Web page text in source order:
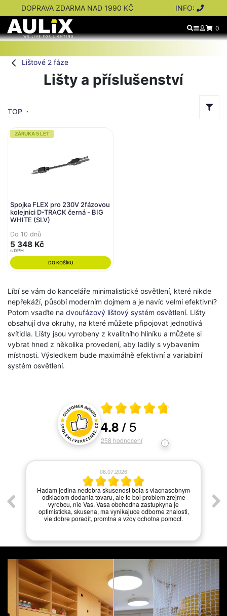
DOPRAVA ZDARMA NAD 1990 KČ INFO:
0
Lištové 2 fáze
Lišty a příslušenství
TOP
ZÁRUKA 5 LET
Spojka FLEX pro 230V 2fázovou
kolejnici D-TRACK černá - BIG
WHITE (SLV)
Do 10 dnů
5 348 Kč
s DPH
DO KOŠÍKU
Líbí se vám do kanceláře minimalistické osvětlení, které nikde
nepřekáží, působí moderním dojmem a je navíc velmi efektivní?
Potom vsaďte na dvoufázový lištový systém osvětlení. Lišty
obsahují dva okruhy, na které můžete připojovat jednotlivá
svítidla. Lišty jsou vyrobeny z kvalitního hliníku a můžete si
vybrat hned z několika provedení, aby ladily s vybavením
místnosti. Výsledkem bude maximálně efektivní a variabilní
systém osvětlení.
Hodnocení a recenze zákazníků
Průměrné hodnocení 4.8 z 5
4.8/5
258 hodnocení
06.07.2026
Hadam jedina nedobra skusenost bola s viacnasobnym
odkladom dodania tovaru, ale to bol problem zrejme
vyrobcu, nie Vas. Vasa obchodna zastupkyna je
optimisticka, skusena, ma vynikajuce odborne znalosti,
vie dobre poradit, promtna a vzdy ochotna pomoct.